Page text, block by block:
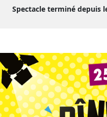
Spectacle terminé depuis